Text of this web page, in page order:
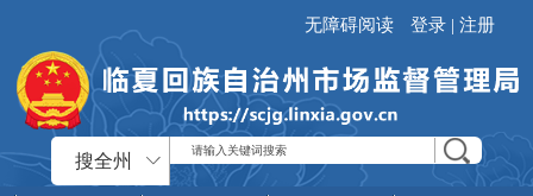
无障碍阅读 登录 | 注册
搜全州